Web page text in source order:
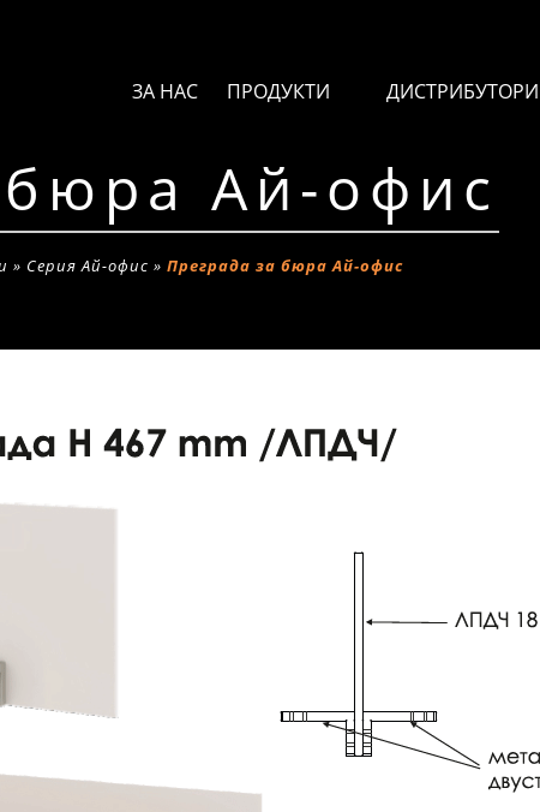
ЗА НАС ПРОДУКТИ ДИСТРИБУТОРИ
Ай-офис
» Серия Ай-офис »Преграда за бюра Ай-офис